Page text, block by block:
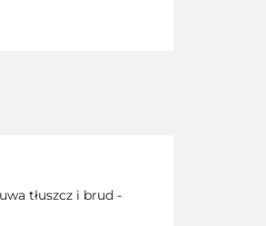
tłuszcz i brud -